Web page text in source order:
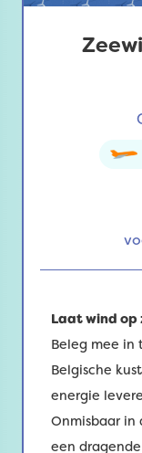
Laat wind
Beleg mee in
Belgische
energie
Onmisbaar in
een